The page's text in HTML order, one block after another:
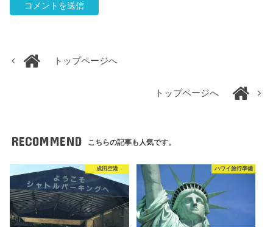
トップページへ
トップページへ
RECOMMEND こちらの記事も人気です。
成田空港 ハワイ旅行準備